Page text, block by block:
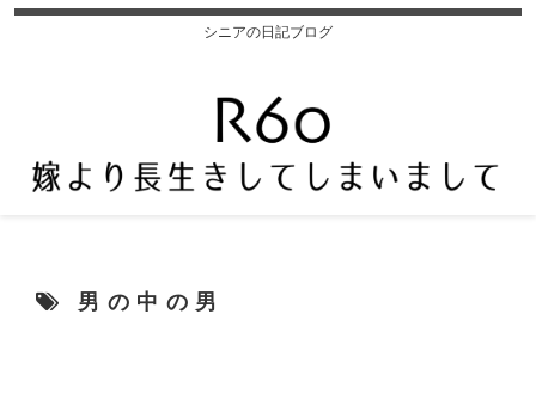
シニアの日記ブログ
男の中の男